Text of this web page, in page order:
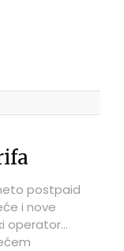
postpaid
i nove
operator